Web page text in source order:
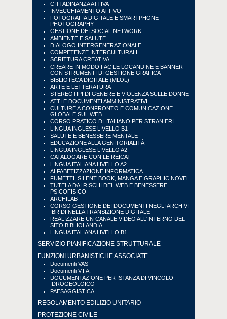
CITTADINANZA ATTIVA
INVECCHIAMENTO ATTIVO
FOTOGRAFIA DIGITALE E SMARTPHONE
PHOTOGRAPHY
GESTIONE DEI SOCIAL NETWORK
AMBIENTE E SALUTE
DIALOGO INTERGENERAZIONALE
COMPETENZE INTERCULTURALI
SCRITTURA CREATIVA
CREARE IN MODO FACILE LOCANDINE E BANNER
CON STRUMENTI DI GESTIONE GRAFICA
BIBLIOTECA DIGITALE (MLOL)
ARTE E LETTERATURA
STEREOTIPI DI GENERE E VIOLENZA SULLE DONNE
ATTI E DOCUMENTI AMMINISTRATIVI
CULTURE A CONFRONTO E COMUNICAZIONE
GLOBALE SUL WEB
CORSO PRATICO DI ITALIANO PER STRANIERI
LINGUA INGLESE LIVELLO B1
SALUTE E BENESSERE MENTALE
EDUCAZIONE ALLA GENITORIALITÀ
LINGUA INGLESE LIVELLO A2
CATALOGARE CON LE REICAT
LINGUA ITALIANA LIVELLO A2
ALFABETIZZAZIONE INFORMATICA
FUMETTI, SILENT BOOK, MANGA E GRAPHIC NOVEL
TUTELA DAI RISCHI DEL WEB E BENESSERE
PSICOFISICO
ARCHILAB
CORSO GESTIONE DEI DOCUMENTI NEGLI ARCHIVI
IBRIDI NELLA TRANSIZIONE DIGITALE
REALIZZARE UN CANALE VIDEO ALL'INTERNO DEL
SITO BIBLIOLANDIA
LINGUA ITALIANA LIVELLO B1
SERVIZIO PIANIFICAZIONE STRUTTURALE
FUNZIONI URBANISTICHE ASSOCIATE
Documenti VAS
Documenti V.I.A.
DOCUMENTAZIONE PER ISTANZA DI VINCOLO
IDROGEOLOICO
PAESAGGISTICA
REGOLAMENTO EDILIZIO UNITARIO
PROTEZIONE CIVILE